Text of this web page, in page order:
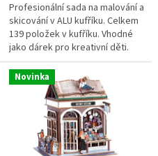
Profesionální sada na malování a
skicování v ALU kufříku. Celkem
139 položek v kufříku. Vhodné
jako dárek pro kreativní děti.
Novinka